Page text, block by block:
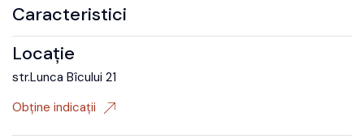
Caracteristici
Locație
str.Lunca Bîcului 21
Obține indicații